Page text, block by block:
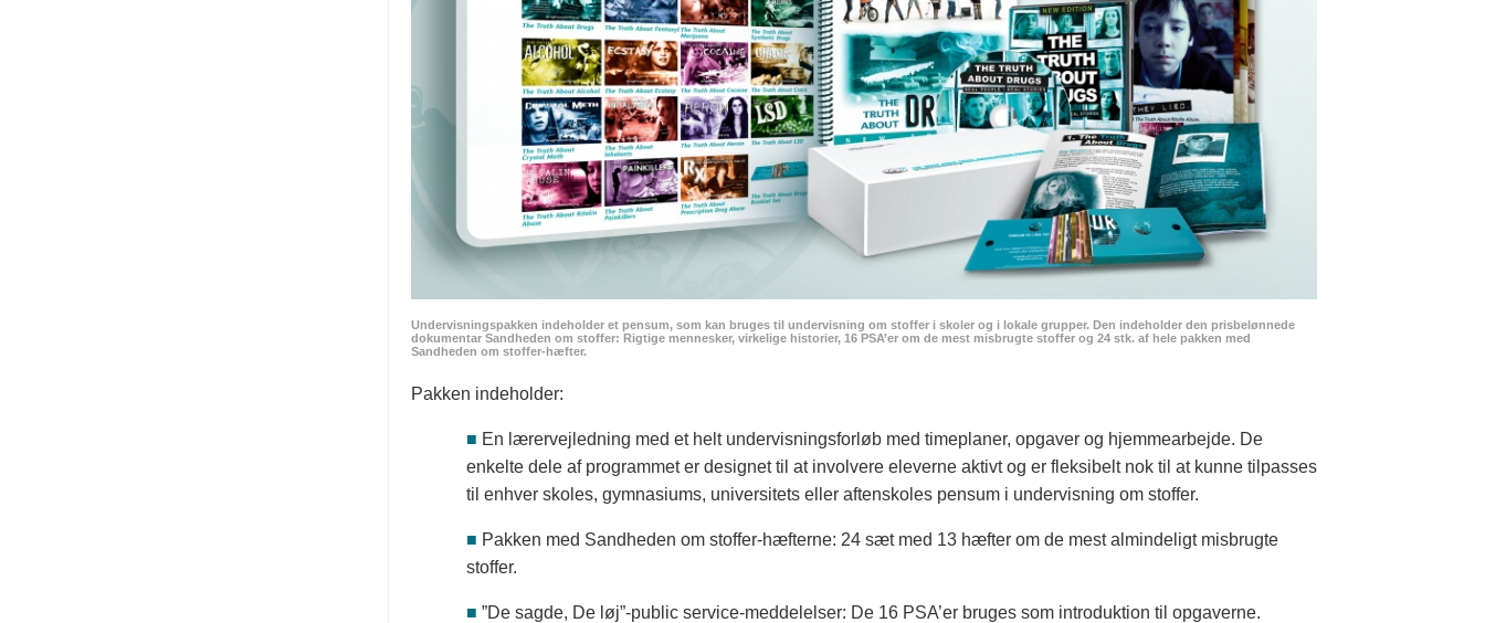
Undervisningspakken indeholder et pensum, som kan bruges til undervisning om stoffer i skoler og i lokale grupper. Den indeholder den prisbelønnede
dokumentar Sandheden om stoffer: Rigtige mennesker, virkelige historier, 16 PSA’er om de mest misbrugte stoffer og 24 stk. af hele pakken med
Sandheden om stoffer-hæfter.
Pakken indeholder:
■ En lærervejledning med et helt undervisningsforløb med timeplaner, opgaver og hjemmearbejde. De
enkelte dele af programmet er designet til at involvere eleverne aktivt og er fleksibelt nok til at kunne tilpasses
til enhver skoles, gymnasiums, universitets eller aftenskoles pensum i undervisning om stoffer.
■ Pakken med Sandheden om stoffer-hæfterne: 24 sæt med 13 hæfter om de mest almindeligt misbrugte
stoffer.
■ ”De sagde, De løj”-public service-meddelelser: De 16 PSA’er bruges som introduktion til opgaverne.